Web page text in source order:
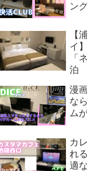
ン
【
イ
「
泊
漫
な
ム
カ
れ
適